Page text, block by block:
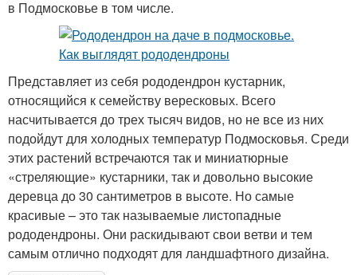
в Подмосковье в том числе.
Представляет из себя рододендрон кустарник,
относящийся к семейству вересковых. Всего
насчитывается до трех тысяч видов, но не все из них
подойдут для холодных температур Подмосковья. Среди
этих растений встречаются так и миниатюрные
«стреляющие» кустарники, так и довольно высокие
деревца до 30 сантиметров в высоте. Но самые
красивые – это так называемые листопадные
рододендроны. Они раскидывают свои ветви и тем
самым отлично подходят для ландшафтного дизайна.